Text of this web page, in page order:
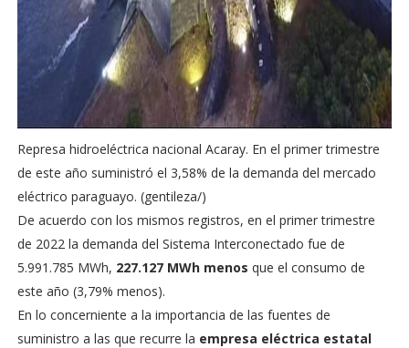
Represa hidroeléctrica nacional Acaray. En el primer trimestre
de este año suministró el 3,58% de la demanda del mercado
eléctrico paraguayo. (gentileza/)
De acuerdo con los mismos registros, en el primer trimestre
de 2022 la demanda del Sistema Interconectado fue de
5.991.785 MWh, 227.127 MWh menos que el consumo de
este año (3,79% menos).
En lo concerniente a la importancia de las fuentes de
suministro a las que recurre la empresa eléctrica estatal